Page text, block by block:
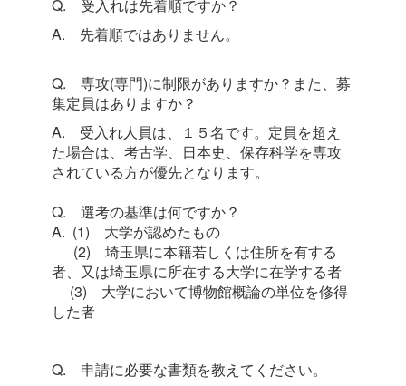
Q. 受入れは先着順ですか？
A. 先着順ではありません。
Q. 専攻(専門)に制限がありますか？また、募
集定員はありますか？
A. 受入れ人員は、１５名です。定員を超え
た場合は、考古学、日本史、保存科学を専攻
されている方が優先となります。
Q. 選考の基準は何ですか？
A. (1) 大学が認めたもの
(2) 埼玉県に本籍若しくは住所を有する
者、又は埼玉県に所在する大学に在学する者
(3) 大学において博物館概論の単位を修得
した者
Q. 申請に必要な書類を教えてください。